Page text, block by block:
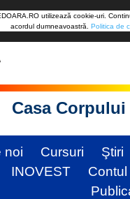
utilizează cookie-uri.
acordul dumneavoastră. Politica de
Casa
noi Cursuri Ştiri
INOVEST